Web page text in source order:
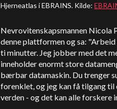
Hjerneatlas i EBRAINS. Kilde:
Nevrovitenskapsmannen Nicola
denne plattformen og sa:
ti minutter. Jeg jobber med det
inneholder enormt store
bærbar datamaskin. Du trenger
forenklet, og jeg kan få tilgang til
verden - og det kan alle forskere